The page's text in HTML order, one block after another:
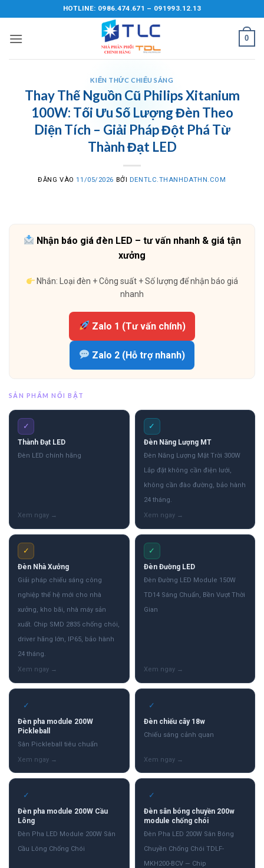
qua
nội
HOTLINE: 0986.474.671 – 091993.12.13
0
KIẾN THỨC CHIẾU SÁNG
Thay Thế Nguồn Cũ Philips Xitanium
100W: Tối Ưu Số Lượng Đèn Theo
Diện Tích – Giải Pháp Đột Phá Từ
Thành Đạt LED
ĐĂNG VÀO11/05/2026 BỞI DENTLC.THANHDATHN.COM
Nhận báo giá đèn LED – tư vấn nhanh & giá tận
xưởng
Nhắn: Loại đèn + Công suất + Số lượng để nhận báo giá
nhanh
Zalo 1 (Tư vấn chính)
Zalo 2 (Hỗ trợ nhanh)
SẢN PHẨM NỔI BẬT
✓
Thành Đạt LED
Đèn LED chính hãng
✓
Đèn Năng Lượng MT
Đèn Năng Lượng Mặt Trời 300W
Lắp đặt không cần điện lưới,
không cần đào đường, bảo hành
24 tháng.
✓
Đèn Nhà Xưởng
Giải pháp chiếu sáng công
nghiệp thế hệ mới cho nhà
xưởng, kho bãi, nhà máy sản
xuất. Chip SMD 2835 chống chói,
driver hãng lớn, IP65, bảo hành
24 tháng.
✓
Đèn Đường LED
Đèn Đường LED Module 150W
TD14 Sáng Chuẩn, Bền Vượt Thời
Gian
✓
Đèn pha module 200W
Pickleball
Sân Pickleball tiêu chuẩn
✓
Đèn chiếu cây 18w
Chiếu sáng cảnh quan
✓
Đèn pha module 200W Cầu
Lông
Đèn Pha LED Module 200W Sân
Cầu Lông Chống Chói
✓
Đèn sân bóng chuyền 200w
module chống chói
Đèn Pha LED 200W Sân Bóng
Chuyền Chống Chói TDLF-
MKH200-BCV — Chip